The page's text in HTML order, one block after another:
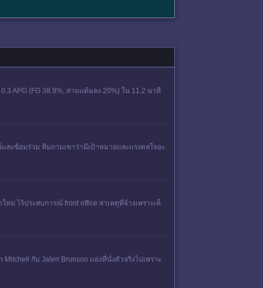
APG (FG 38.9%, สามเเต้มลง 20%) ใน 11.2 นาที
ะซ้อมร่วม ทีมถามเขาว่ามีเป้าหมายเเละเเรงดลใจอะ
ม่ ไร้ประสบการณ์ front office สาเหตุที่จ้างเพราะเห็
กับ Jalen Brunson เเย่งที่นั่งตัวจริงไปเพราะ